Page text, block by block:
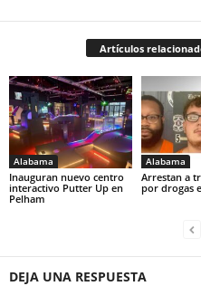
Artículos
Alabama
Inauguran nuevo centro
interactivo Putter Up en
Pelham
Alabama
Arrestan a
por drogas
DEJA UNA RESPUESTA